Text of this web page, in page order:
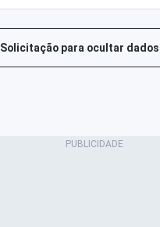
Solicitação para ocultar dados